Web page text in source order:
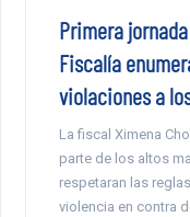
Primera
Fiscalía
violaciones a
La fiscal Ximena
parte de los altos
respetaran las
violencia en contra